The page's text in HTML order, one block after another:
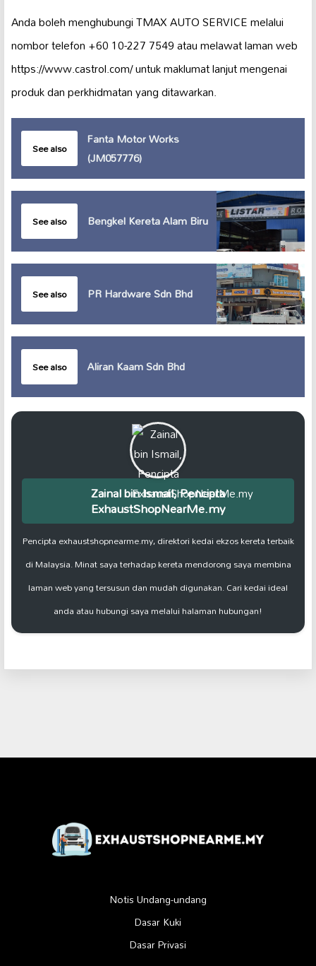
Anda boleh menghubungi TMAX AUTO SERVICE melalui
nombor telefon +60 10-227 7549 atau melawat laman web
https://www.castrol.com/ untuk maklumat lanjut mengenai
produk dan perkhidmatan yang ditawarkan.
See also
Fanta Motor Works
(JM057776)
See also Bengkel Kereta Alam Biru
See also PR Hardware Sdn Bhd
See also Aliran Kaam Sdn Bhd
Zainal bin Ismail, Pencipta
ExhaustShopNearMe.my
Pencipta exhaustshopnearme.my, direktori kedai ekzos kereta terbaik
di Malaysia. Minat saya terhadap kereta mendorong saya membina
laman web yang tersusun dan mudah digunakan. Cari kedai ideal
anda atau hubungi saya melalui halaman hubungan!
Notis Undang-undang
Dasar Kuki
Dasar Privasi